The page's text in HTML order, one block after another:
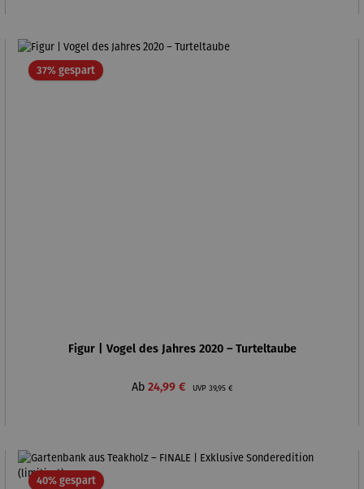
37% gespartRabatt
Figur | Vogel des Jahres 2020 – Turteltaube
Verkaufspreis:
Ab 24,99 € UVP Regulärer Preis:
39,95 €
40% gespartRabatt